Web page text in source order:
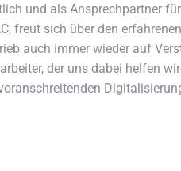
und als Ansprechpartner
freut sich über den
auch immer wieder auf
der uns dabei helfen